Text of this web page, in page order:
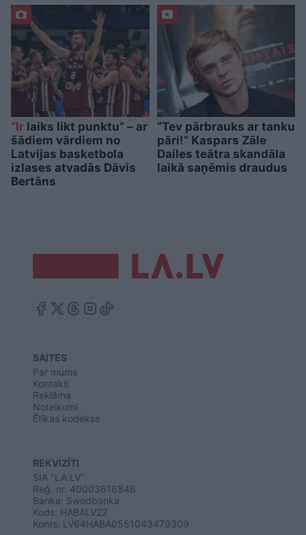
“Ir laiks likt punktu” – ar
šādiem vārdiem no
Latvijas basketbola
izlases atvadās Dāvis
Bertāns
“Tev pārbrauks ar tanku
pāri!” Kaspars Zāle
Dailes teātra skandāla
laikā saņēmis draudus
SAITES
Par mums
Kontakti
Reklāma
Noteikumi
Ētikas kodekss
REKVIZĪTI
SIA "LA.LV"
Reģ. nr. 40003616846
Banka: Swedbanka
Kods: HABALV22
Konts: LV64HABA0551043479309